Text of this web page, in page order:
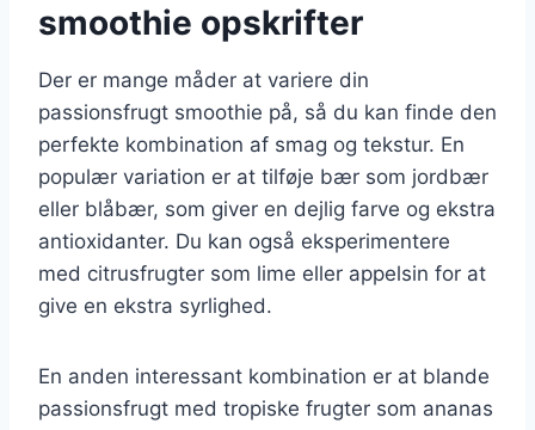
smoothie opskrifter
Der er mange måder at variere din
passionsfrugt smoothie på, så du kan finde den
perfekte kombination af smag og tekstur. En
populær variation er at tilføje bær som jordbær
eller blåbær, som giver en dejlig farve og ekstra
antioxidanter. Du kan også eksperimentere
med citrusfrugter som lime eller appelsin for at
give en ekstra syrlighed.
En anden interessant kombination er at blande
passionsfrugt med tropiske frugter som ananas